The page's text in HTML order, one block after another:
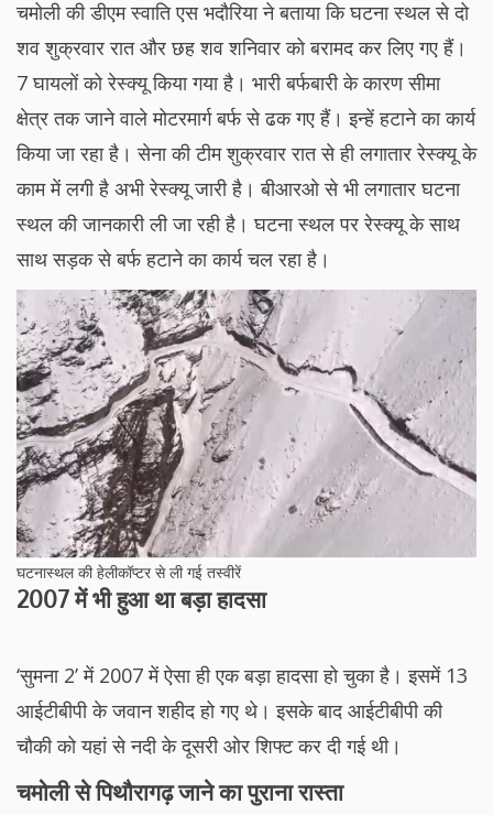
चमोली की डीएम स्वाति एस भदौरिया ने बताया कि घटना स्थल से दो
शव शुक्रवार रात और छह शव शनिवार को बरामद कर लिए गए हैं।
7 घायलों को रेस्क्यू किया गया है। भारी बर्फबारी के कारण सीमा
क्षेत्र तक जाने वाले मोटरमार्ग बर्फ से ढक गए हैं। इन्हें हटाने का कार्य
किया जा रहा है। सेना की टीम शुक्रवार रात से ही लगातार रेस्क्यू के
काम में लगी है अभी रेस्क्यू जारी है। बीआरओ से भी लगातार घटना
स्थल की जानकारी ली जा रही है। घटना स्थल पर रेस्क्यू के साथ
साथ सड़क से बर्फ हटाने का कार्य चल रहा है।
घटनास्थल की हेलीकॉप्टर से ली गई तस्वीरें
2007 में भी हुआ था बड़ा हादसा
‘सुमना 2’ में 2007 में ऐसा ही एक बड़ा हादसा हो चुका है। इसमें 13
आईटीबीपी के जवान शहीद हो गए थे। इसके बाद आईटीबीपी की
चौकी को यहां से नदी के दूसरी ओर शिफ्ट कर दी गई थी।
चमोली से पिथौरागढ़ जाने का पुराना रास्ता